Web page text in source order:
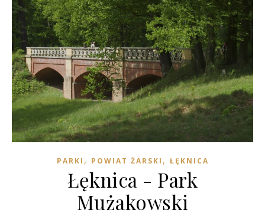
PARKI , POWIAT ŻARSKI , ŁĘKNICA
Łęknica - Park
Mużakowski